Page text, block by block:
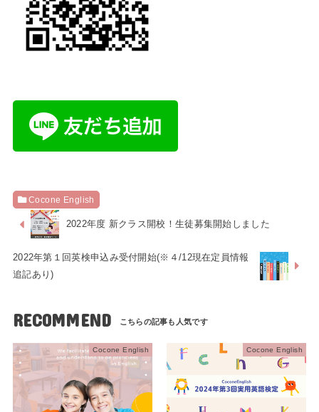
Cocone English
2022年度 新クラス開校！生徒募集開始しました
2022年第１回英検申込み受付開始(※４/12現在定員情報
追記あり)
RECOMMEND
Cocone English Cocone English